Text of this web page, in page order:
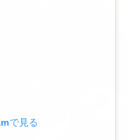
で見る